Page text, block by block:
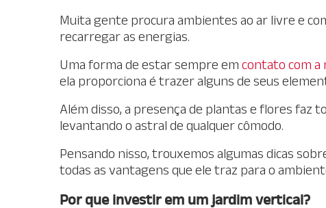
Muita gente procura ambientes ao ar livre e
recarregar as energias.
Uma forma de estar sempre em contato com a
ela proporciona é trazer alguns de seus
Além disso, a presença de plantas e flores faz
levantando o astral de qualquer cômodo.
Pensando nisso, trouxemos algumas dicas
todas as vantagens que ele traz para o
Por que investir em um jardim vertical?